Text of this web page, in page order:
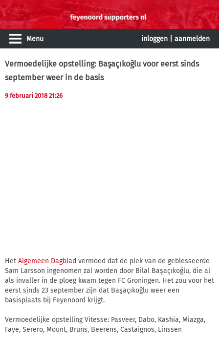
Menu inloggen aanmelden
Vermoedelijke opstelling: Başaçıkoğlu voor eerst sinds
september weer in de basis
9 februari 2018 21:26
Het Algemeen Dagblad vermoed dat de plek van de geblesseerde
Sam Larsson ingenomen zal worden door Bilal Başaçıkoğlu, die al
als invaller in de ploeg kwam tegen FC Groningen. Het zou voor het
eerst sinds 23 september zijn dat Başaçıkoğlu weer een
basisplaats bij Feyenoord krijgt.
Vermoedelijke opstelling Vitesse: Pasveer, Dabo, Kashia, Miazga,
Faye, Serero, Mount, Bruns, Beerens, Castaignos, Linssen